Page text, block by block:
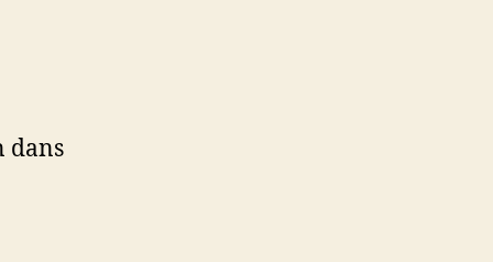
dans